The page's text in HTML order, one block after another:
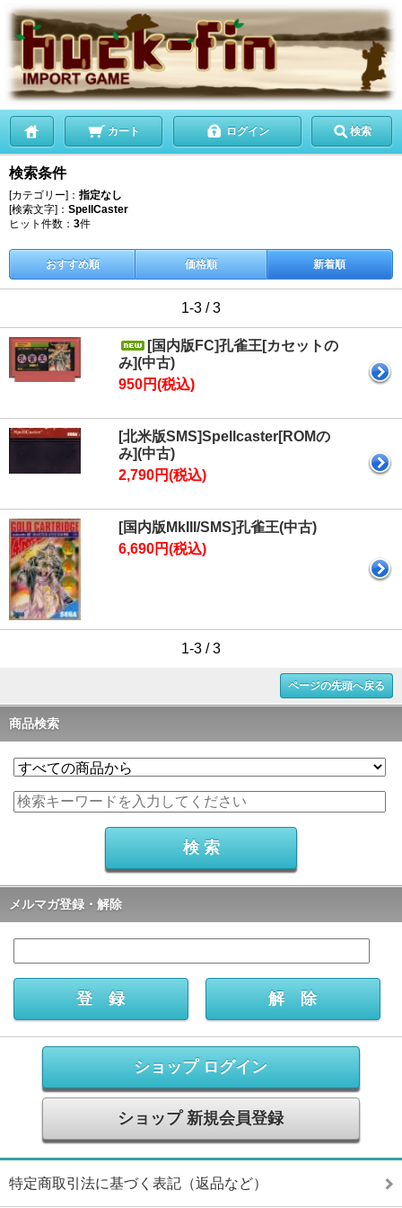
カート ログイン 検索
検索条件
[カテゴリー]： 指定なし
[検索文字]： SpellCaster
ヒット件数： 3件
おすすめ順 価格順 新着順
1-3 / 3
[国内版FC]孔雀王[カセットの
み](中古)
950円(税込)
[北米版SMS]Spellcaster[ROMの
み](中古)
2,790円(税込)
[国内版MkIII/SMS]孔雀王(中古)
6,690円(税込)
1-3 / 3
ページの先頭へ戻る
商品検索
メルマガ登録・解除
ショップ ログイン
ショップ 新規会員登録
特定商取引法に基づく表記（返品など）